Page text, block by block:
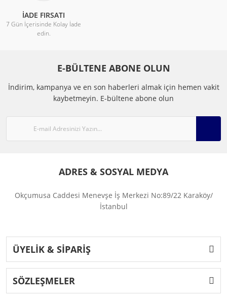
İADE FIRSATI
7 Gün İçerisinde Kolay İade
edin.
E-BÜLTENE ABONE OLUN
İndirim, kampanya ve en son haberleri almak için hemen vakit
kaybetmeyin. E-bültene abone olun
ADRES & SOSYAL MEDYA
Okçumusa Caddesi Menevşe İş Merkezi No:89/22 Karaköy/
İstanbul
ÜYELİK & SİPARİŞ
SÖZLEŞMELER